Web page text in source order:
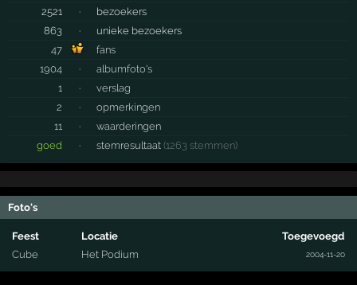
2521
·
bezoekers
863
·
unieke bezoekers
47
fans
1904
·
albumfoto's
1
·
verslag
2
·
opmerkingen
11
·
waarderingen
goed
· stemresultaat (1263 stemmen)
Foto's
Feest Locatie
Toegevoegd
Cube
Het Podium 2004-11-20